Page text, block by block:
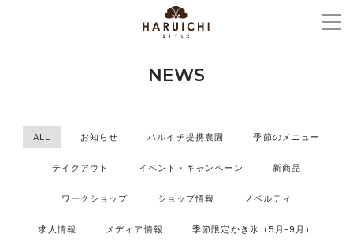
NEWS
ALL お知らせ ハルイチ提携農園 季節のメニュー
テイクアウト イベント・キャンペーン 新商品
ワークショップ ショップ情報 ノベルティ
求人情報 メディア情報 季節限定かき氷（5月-9月）